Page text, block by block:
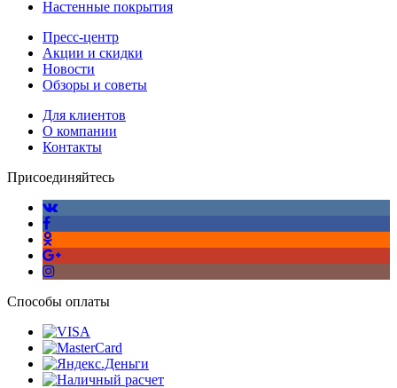
Настенные покрытия
Пресс-центр
Акции и скидки
Новости
Обзоры и советы
Для клиентов
О компании
Контакты
Присоединяйтесь
Способы оплаты